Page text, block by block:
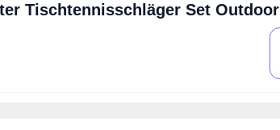
Tischtennisschläger Set Outdoor